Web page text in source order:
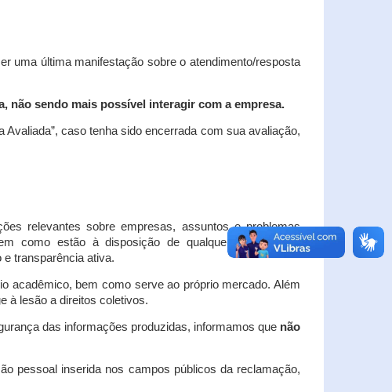
uma última manifestação sobre o atendimento/resposta
não sendo mais possível interagir com a empresa.
Avaliada”, caso tenha sido encerrada com sua avaliação,
relevantes sobre empresas, assuntos e problemas
como estão à disposição de qualquer interessado,
transparência ativa.
acadêmico, bem como serve ao próprio mercado. Além
à lesão a direitos coletivos.
das informações produzidas, informamos que não
pessoal inserida nos campos públicos da reclamação,